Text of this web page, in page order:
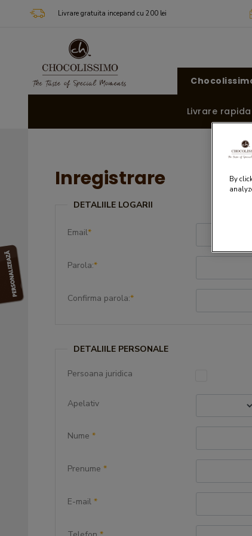
Livrare gratuita incepand cu 200 lei
Livrare rapida
Inregistrare
DETALIILE LOGARII
Email*
Parola:*
Confirma parola:*
DETALIILE PERSONALE
Persoana juridica
Apelativ
Nume *
Prenume *
E-mail *
By